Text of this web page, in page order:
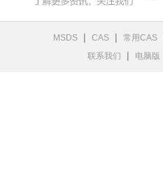
MSDS | CAS | 常用CAS
联系我们
| 电脑版